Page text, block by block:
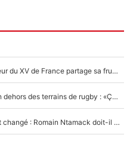
Mis de côté par Fabien Galthié, un joueur du XV de France partage sa frustration : «ils ne me l’ont pas dit tout de suite»
La raison d'être de Matthieu Jalibert en dehors des terrains de rugby : «Ça m'atteint autant que si tu touches à un membre de ma famille»
XV de France - Matthieu Jalibert a tout changé : Romain Ntamack doit-il s’inquiéter pour sa place à un an de la Coupe du monde ?